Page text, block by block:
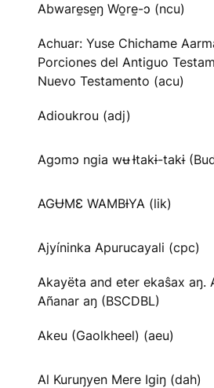
Abware̱se̱ŋ Wo̱re̱-ɔ (ncu)
Achuar: Yuse Chichame
Porciones del Antiguo
Nuevo Testamento (acu)
Adioukrou (adj)
Agɔmɔ ngia wʉ Ɨtakɨ-takɨ
AGɄMƐ WAMBƗYA (lik)
Ajyíninka Apurucayali (cpc)
Akayëta and eter ekaŝax aŋ.
Añanar aŋ (BSCDBL)
Akeu (Gaolkheel) (aeu)
Al Kuruŋyen Mere Igiŋ (dah)